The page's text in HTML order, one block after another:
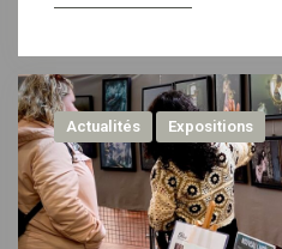
Actualités Expositions